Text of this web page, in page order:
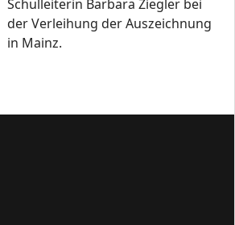
Schulleiterin Barbara Ziegler bei
der Verleihung der Auszeichnung
in Mainz.